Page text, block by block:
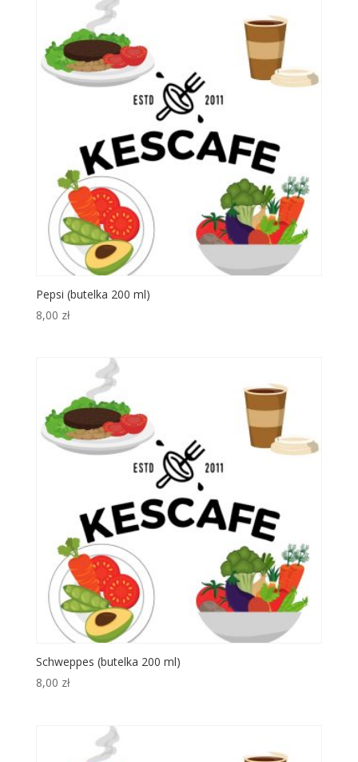
Pepsi (butelka 200 ml)
8,00 zł
Schweppes (butelka 200 ml)
8,00 zł